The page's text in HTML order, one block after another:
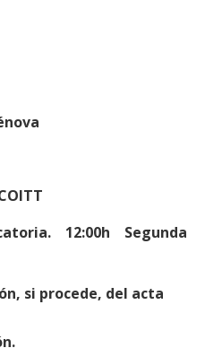
12:00h Segunda
si procede, del acta